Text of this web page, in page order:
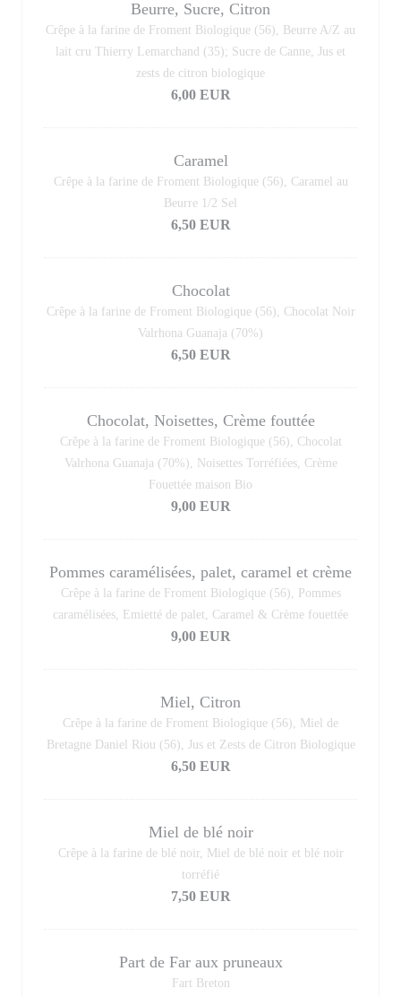
Beurre, Sucre, Citron
Crêpe à la farine de Froment Biologique (56), Beurre A/Z au
lait cru Thierry Lemarchand (35); Sucre de Canne, Jus et
zests de citron biologique
6,00 EUR
Caramel
Crêpe à la farine de Froment Biologique (56), Caramel au
Beurre 1/2 Sel
6,50 EUR
Chocolat
Crêpe à la farine de Froment Biologique (56), Chocolat Noir
Valrhona Guanaja (70%)
6,50 EUR
Chocolat, Noisettes, Crème fouttée
Crêpe à la farine de Froment Biologique (56), Chocolat
Valrhona Guanaja (70%), Noisettes Torréfiées, Crème
Fouettée maison Bio
9,00 EUR
Pommes caramélisées, palet, caramel et crème
Crêpe à la farine de Froment Biologique (56), Pommes
caramélisées, Emietté de palet, Caramel & Crème fouettée
9,00 EUR
Miel, Citron
Crêpe à la farine de Froment Biologique (56), Miel de
Bretagne Daniel Riou (56), Jus et Zests de Citron Biologique
6,50 EUR
Miel de blé noir
Crêpe à la farine de blé noir, Miel de blé noir et blé noir
torréfié
7,50 EUR
Part de Far aux pruneaux
Fart Breton